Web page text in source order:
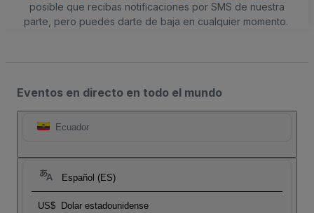
posible que recibas notificaciones por SMS de nuestra
parte, pero puedes darte de baja en cualquier momento.
Eventos en directo en todo el mundo
Ecuador
Español (ES)
US$ Dolar estadounidense